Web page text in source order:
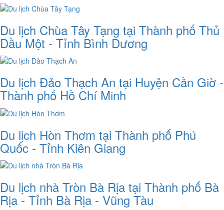
Du lịch Chùa Tây Tạng tại Thành phố Thủ
Dầu Một - Tỉnh Bình Dương
Du lịch Đảo Thạch An tại Huyện Cần Giờ -
Thành phố Hồ Chí Minh
Du lịch Hòn Thơm tại Thành phố Phú
Quốc - Tỉnh Kiên Giang
Du lịch nhà Tròn Bà Rịa tại Thành phố Bà
Rịa - Tỉnh Bà Rịa - Vũng Tàu